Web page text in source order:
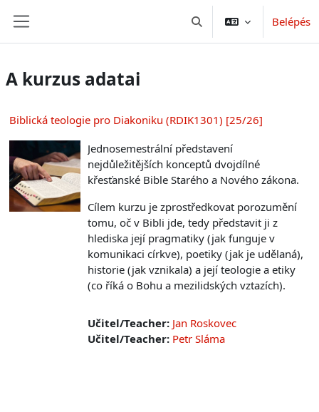
Keresési bemenetiBelépés
A kurzus adatai
Biblická teologie pro Diakoniku (RDIK1301) [25/26]
Jednosemestrální představení
nejdůležitějších konceptů dvojdílné
křesťanské Bible Starého a Nového zákona.
Cílem kurzu je zprostředkovat porozumění
tomu, oč v Bibli jde, tedy představit ji z
hlediska její pragmatiky (jak funguje v
komunikaci církve), poetiky (jak je udělaná),
historie (jak vznikala) a její teologie a etiky
(co říká o Bohu a mezilidských vztazích).
Učitel/Teacher: Jan Roskovec
Učitel/Teacher: Petr Sláma